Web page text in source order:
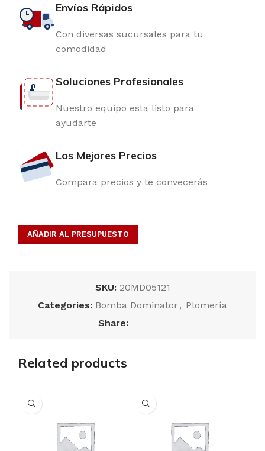
Envíos Rápidos
Con diversas sucursales para tu
comodidad
Soluciones Profesionales
Nuestro equipo esta listo para
ayudarte
Los Mejores Precios
Compara precios y te convecerás
AÑADIR AL PRESUPUESTO
SKU: 20MD05121
Categories: Bomba Dominator, Plomería
Share:
Related products